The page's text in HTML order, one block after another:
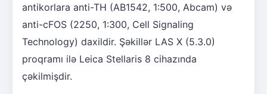
antikorlara anti-TH (AB1542, 1:500, Abcam) və
anti-cFOS (2250, 1:300, Cell Signaling
Technology) daxildir. Şəkillər LAS X (5.3.0)
proqramı ilə Leica Stellaris 8 cihazında
çəkilmişdir.